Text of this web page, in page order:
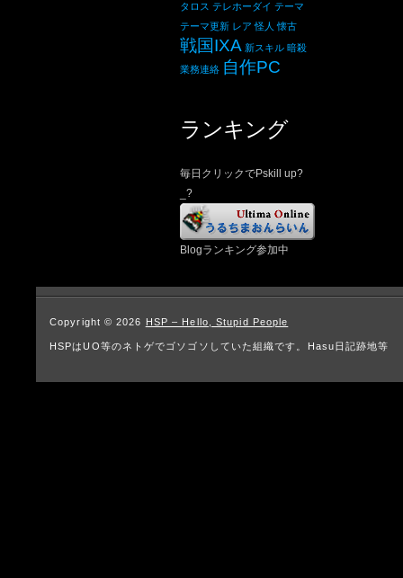
タロス テレホーダイ テーマ
テーマ更新 レア 怪人 懐古
戦国IXA 新スキル 暗殺
業務連絡 自作PC
ランキング
毎日クリックでPskill up?
_?
Blogランキング参加中
Copyright © 2026 HSP – Hello, Stupid People
HSPはUO等のネトゲでゴソゴソしていた組織です。Hasu日記跡地等